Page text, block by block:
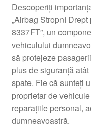
Despre noi
Finalizare comandă
Livrare
Livrare în toată lumea
Descoperiți
„Airbag Stropní
8337FT”, un
vehiculului
să protejeze
plus de siguranță
spate. Fie că sunteți
proprietar de
reparațiile personal,
dumneavoastră.